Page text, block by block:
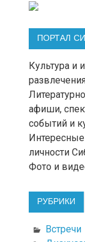
ПОРТАЛ
Культура и
афиши,
событий и
личности
Фото и
РУБРИКИ
Встречи